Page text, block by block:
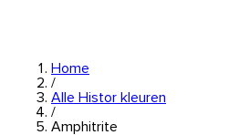
Home
/
Alle Histor kleuren
/
Amphitrite